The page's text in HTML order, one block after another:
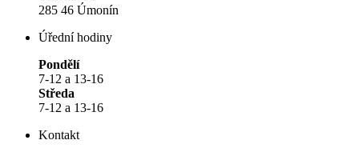
285 46 Úmonín
Úřední hodiny
Pondělí
7-12 a 13-16
Středa
7-12 a 13-16
Kontakt